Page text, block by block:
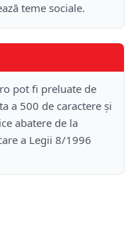
teme sociale.
pot fi preluate de
a 500 de caractere și
abatere de la
a Legii 8/1996